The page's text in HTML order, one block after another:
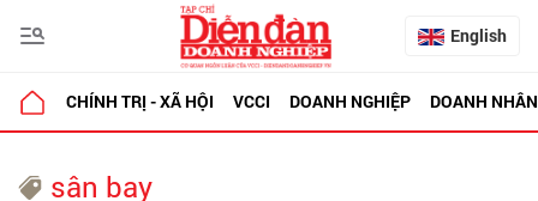
English
CHÍNH TRỊ - XÃ HỘI VCCI DOANH NGHIỆP DOANH NHÂN
sân bay